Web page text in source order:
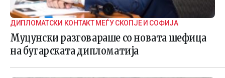
ДИПЛОМАТСКИ КОНТАКТ МЕЃУ СКОПЈЕ И СОФИЈА
Муцунски разговараше со новата шефица
на бугарската дипломатија